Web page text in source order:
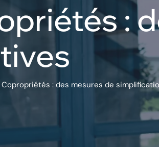
:
Copropriétés : des mesures de